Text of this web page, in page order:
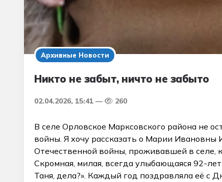
Архивные Новости
Никто не забыт, ничто не забыто
02.04.2026, 15:41 260
В селе Орловское Марксовского района не
войны. Я хочу рассказать о Марии Ивановны
Отечественной войны, проживавшей в селе,
Скромная, милая, всегда улыбающаяся 92-
Таня, дела?». Каждый год поздравляла её с